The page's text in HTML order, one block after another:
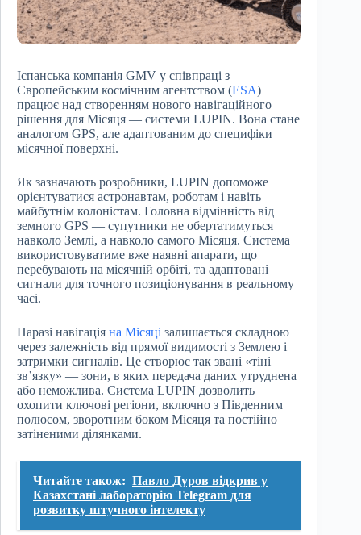
Іспанська компанія GMV у співпраці з
Європейським космічним агентством (ESA)
працює над створенням нового навігаційного
рішення для Місяця — системи LUPIN. Вона стане
аналогом GPS, але адаптованим до специфіки
місячної поверхні.
Як зазначають розробники, LUPIN допоможе
орієнтуватися астронавтам, роботам і навіть
майбутнім колоністам. Головна відмінність від
земного GPS — супутники не обертатимуться
навколо Землі, а навколо самого Місяця. Система
використовуватиме вже наявні апарати, що
перебувають на місячній орбіті, та адаптовані
сигнали для точного позиціонування в реальному
часі.
Наразі навігація на Місяці залишається складною
через залежність від прямої видимості з Землею і
затримки сигналів. Це створює так звані «тіні
зв’язку» — зони, в яких передача даних утруднена
або неможлива. Система LUPIN дозволить
охопити ключові регіони, включно з Південним
полюсом, зворотним боком Місяця та постійно
затіненими ділянками.
Читайте також: Павло Дуров відкрив у
Казахстані лабораторію Telegram для
розвитку штучного інтелекту